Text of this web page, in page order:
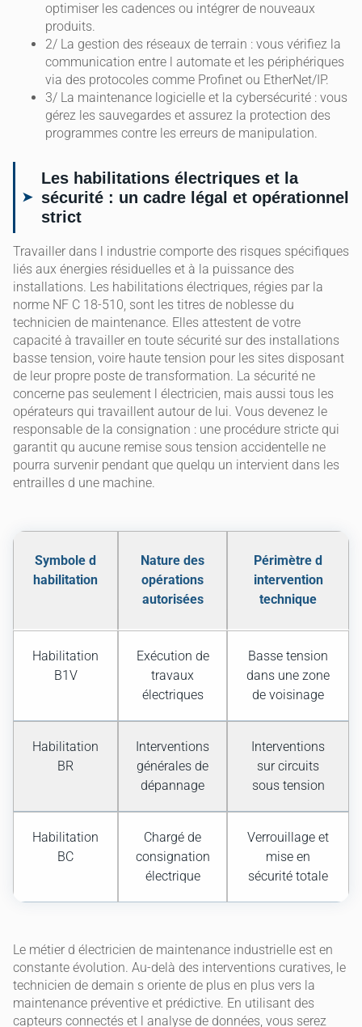
optimiser les cadences ou intégrer de nouveaux
produits.
2/ La gestion des réseaux de terrain : vous vérifiez la
communication entre l automate et les périphériques
via des protocoles comme Profinet ou EtherNet/IP.
3/ La maintenance logicielle et la cybersécurité : vous
gérez les sauvegardes et assurez la protection des
programmes contre les erreurs de manipulation.
Les habilitations électriques et la
sécurité : un cadre légal et opérationnel
strict
Travailler dans l industrie comporte des risques spécifiques
liés aux énergies résiduelles et à la puissance des
installations. Les habilitations électriques, régies par la
norme NF C 18-510, sont les titres de noblesse du
technicien de maintenance. Elles attestent de votre
capacité à travailler en toute sécurité sur des installations
basse tension, voire haute tension pour les sites disposant
de leur propre poste de transformation. La sécurité ne
concerne pas seulement l électricien, mais aussi tous les
opérateurs qui travaillent autour de lui. Vous devenez le
responsable de la consignation : une procédure stricte qui
garantit qu aucune remise sous tension accidentelle ne
pourra survenir pendant que quelqu un intervient dans les
entrailles d une machine.
Symbole d
habilitation
Nature des
opérations
autorisées
Périmètre d
intervention
technique
Habilitation
B1V
Exécution de
travaux
électriques
Basse tension
dans une zone
de voisinage
Habilitation
BR
Interventions
générales de
dépannage
Interventions
sur circuits
sous tension
Habilitation
BC
Chargé de
consignation
électrique
Verrouillage et
mise en
sécurité totale
Le métier d électricien de maintenance industrielle est en
constante évolution. Au-delà des interventions curatives, le
technicien de demain s oriente de plus en plus vers la
maintenance préventive et prédictive. En utilisant des
capteurs connectés et l analyse de données, vous serez